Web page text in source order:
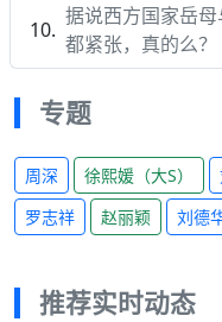
据说西方国家岳
都紧张，真的么
专题
周深 徐熙媛（大S）
罗志祥
赵丽颖 刘德
推荐实时动态